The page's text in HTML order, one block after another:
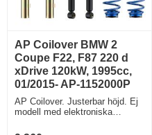
AP Coilover BMW 2
Coupe F22, F87 220 d
xDrive 120kW, 1995cc,
01/2015- AP-1152000P
AP Coilover. Justerbar höjd. Ej
modell med elektroniska